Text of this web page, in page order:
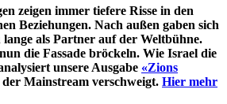
zeigen immer tiefere Risse in den
Beziehungen. Nach außen gaben sich
als Partner auf der Weltbühne.
die Fassade bröckeln. Wie Israel die
unsere Ausgabe «Zions
Mainstream verschweigt. Hier mehr